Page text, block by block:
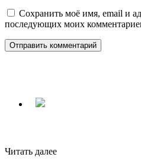
Сохранить моё имя, email и
последующих моих
Читать далее